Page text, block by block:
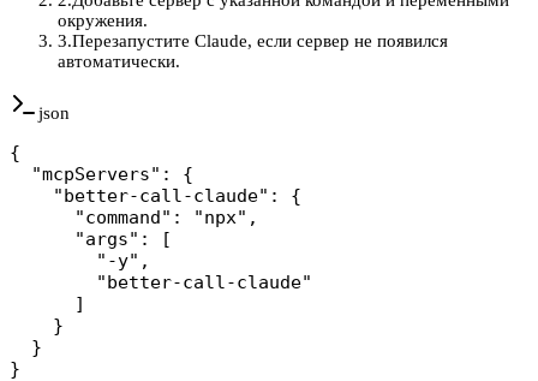
окружения.
3.Перезапустите Claude, если сервер не появился
автоматически.
json
{
  "mcpServers": {
    "better-call-claude": {
      "command": "npx",
      "args": [
        "-y",
        "better-call-claude"
      ]
    }
  }
}